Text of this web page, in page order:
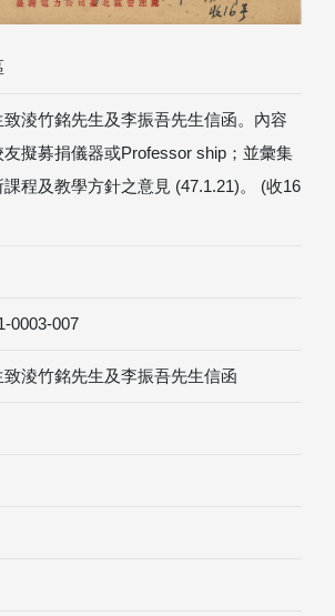
致淩竹銘先生及李振吾先生信函。內容
擬募捐儀器或Professor ship；並彙集
程及教學方針之意見 (47.1.21)。 (收16
0003-007
致淩竹銘先生及李振吾先生信函